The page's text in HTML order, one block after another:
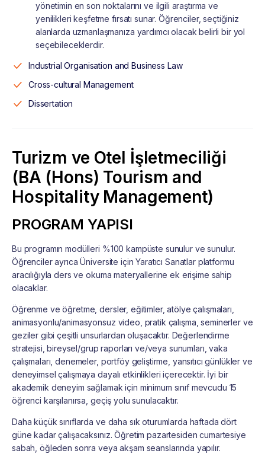
yönetimin en son noktalarını ve ilgili araştırma ve
yenilikleri keşfetme fırsatı sunar. Öğrenciler, seçtiğiniz
alanlarda uzmanlaşmanıza yardımcı olacak belirli bir yol
seçebileceklerdir.
Industrial Organisation and Business Law
Cross-cultural Management
Dissertation
Turizm ve Otel İşletmeciliği
(BA (Hons) Tourism and
Hospitality Management)
PROGRAM YAPISI
Bu programın modülleri %100 kampüste sunulur ve sunulur.
Öğrenciler ayrıca Üniversite için Yaratıcı Sanatlar platformu
aracılığıyla ders ve okuma materyallerine ek erişime sahip
olacaklar.
Öğrenme ve öğretme, dersler, eğitimler, atölye çalışmaları,
animasyonlu/animasyonsuz video, pratik çalışma, seminerler ve
geziler gibi çeşitli unsurlardan oluşacaktır. Değerlendirme
stratejisi, bireysel/grup raporları ve/veya sunumları, vaka
çalışmaları, denemeler, portföy geliştirme, yansıtıcı günlükler ve
deneyimsel çalışmaya dayalı etkinlikleri içerecektir. İyi bir
akademik deneyim sağlamak için minimum sınıf mevcudu 15
öğrenci karşılanırsa, geçiş yolu sunulacaktır.
Daha küçük sınıflarda ve daha sık oturumlarda haftada dört
güne kadar çalışacaksınız. Öğretim pazartesiden cumartesiye
sabah, öğleden sonra veya akşam seanslarında yapılır.